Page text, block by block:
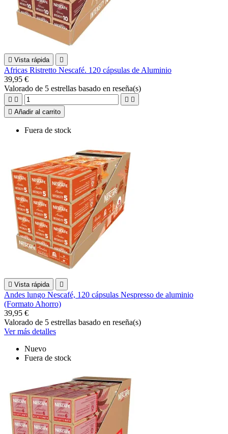
 Vista rápida 
Africas Ristretto Nescafé. 120 cápsulas de Aluminio
39,95 €
Valorado de 5 estrellas basado en reseña(s)
   
 Añadir al carrito
Fuera de stock
 Vista rápida 
Andes lungo Nescafé, 120 cápsulas Nespresso de aluminio
(Formato Ahorro)
39,95 €
Valorado de 5 estrellas basado en reseña(s)
Ver más detalles
Nuevo
Fuera de stock